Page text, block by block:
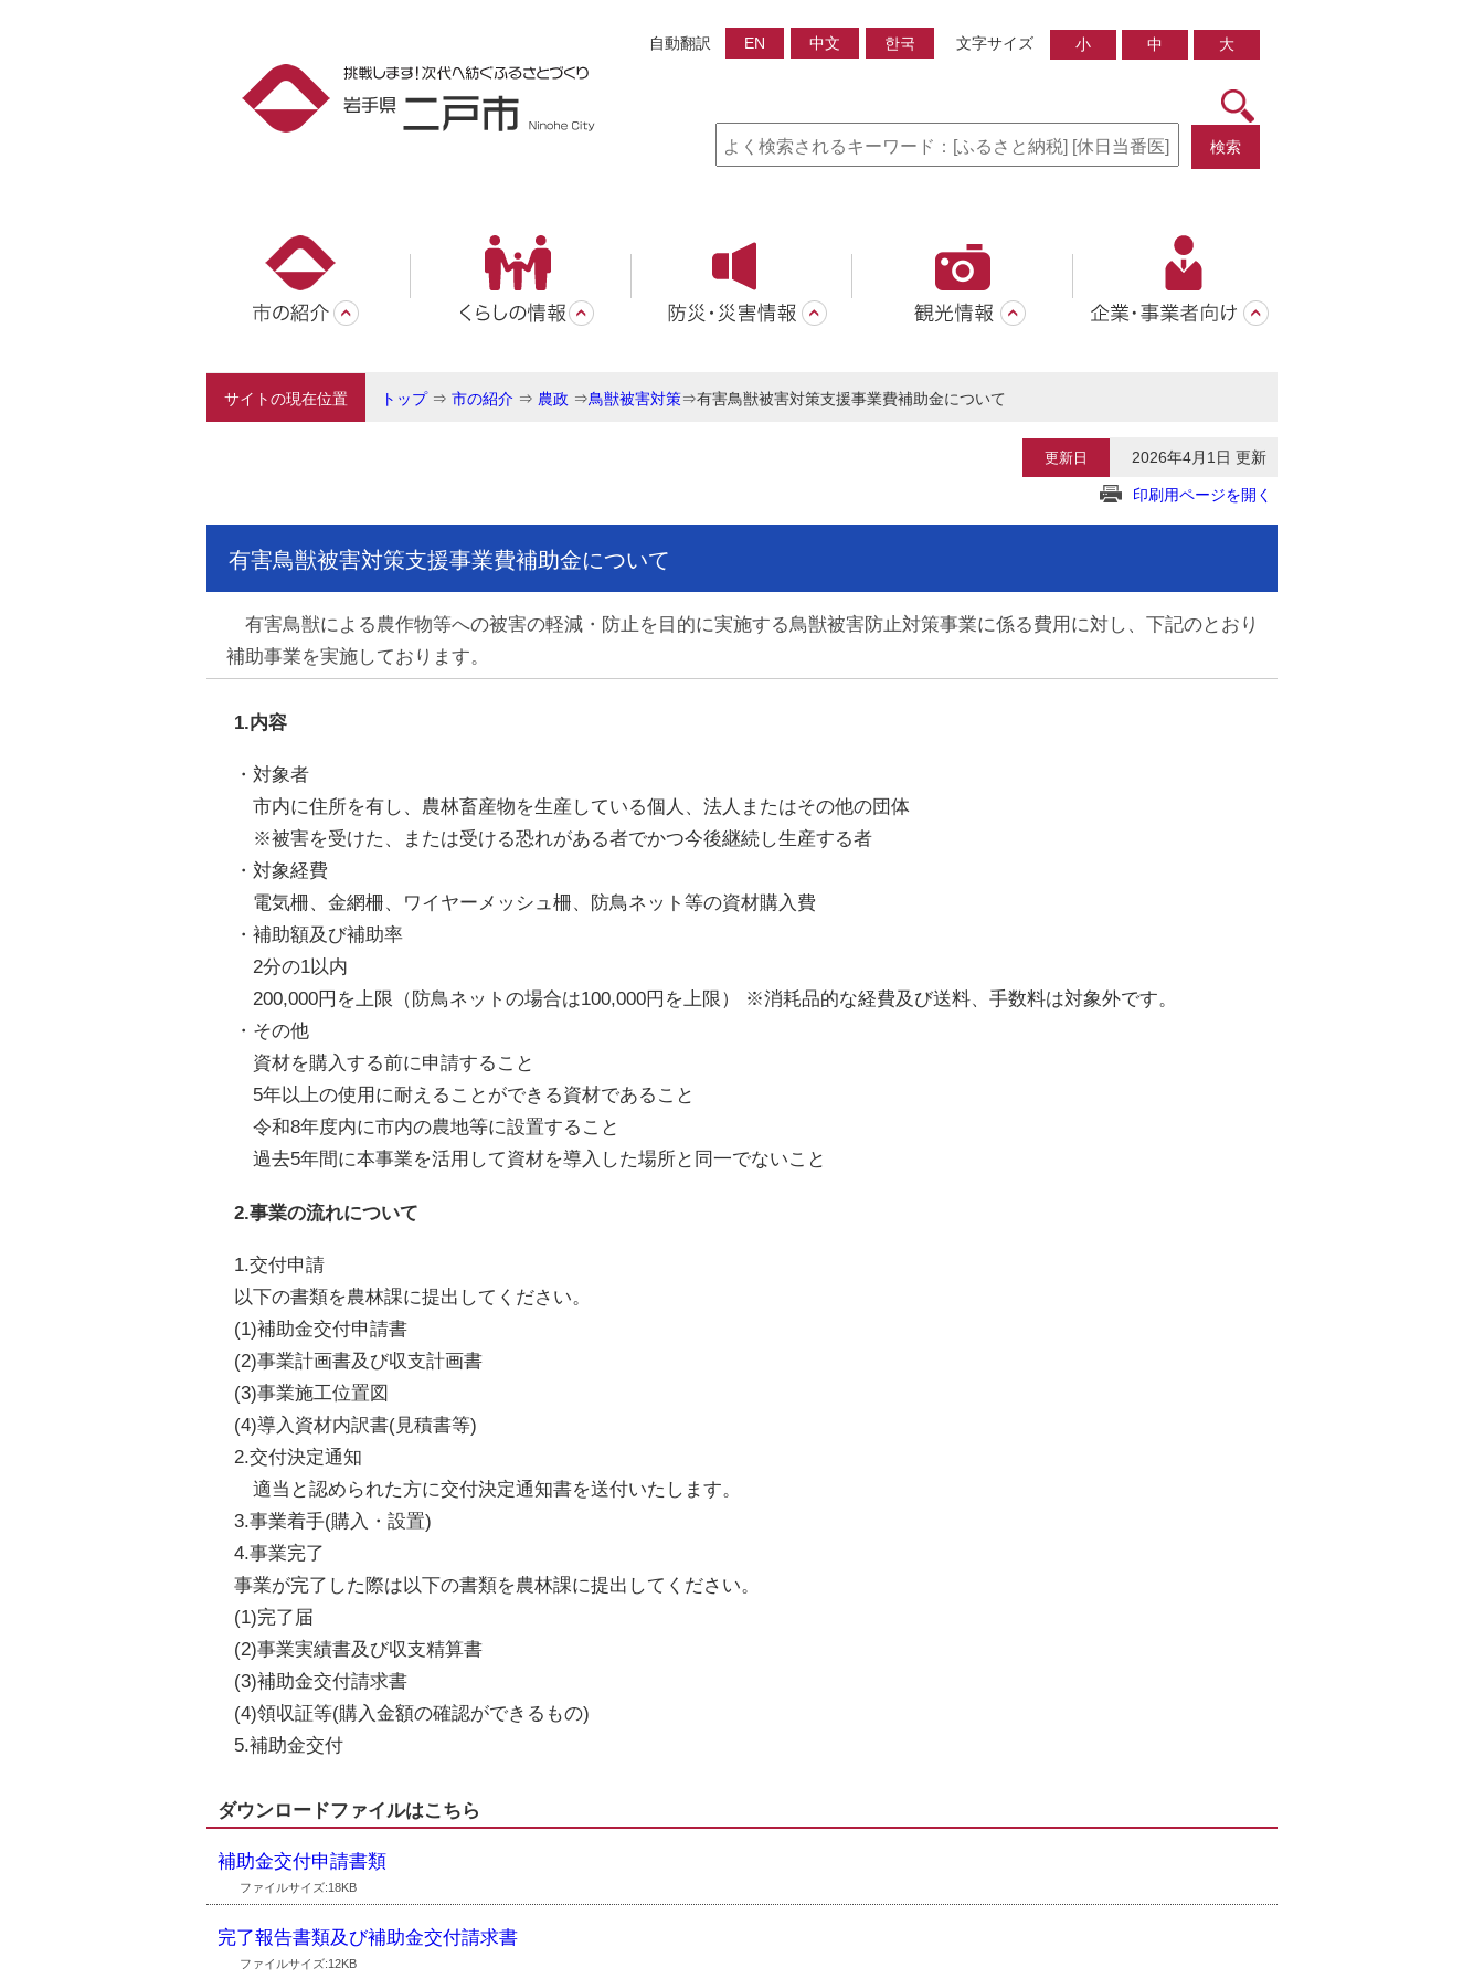
自動翻訳 EN 中文 한국 文字サイズ 小 中 大
検索
サイトの現在位置 トップ⇒ 市の紹介 ⇒ 農政 ⇒鳥獣被害対策⇒有害鳥獣被害対策支援事業費補助金について
更新日 2026年4月1日 更新
印刷用ページを開く
有害鳥獣被害対策支援事業費補助金について
有害鳥獣による農作物等への被害の軽減・防止を目的に実施する鳥獣被害防止対策事業に係る費用に対し、下記のとおり
補助事業を実施しております。
1.内容
・対象者
市内に住所を有し、農林畜産物を生産している個人、法人またはその他の団体
※被害を受けた、または受ける恐れがある者でかつ今後継続し生産する者
・対象経費
電気柵、金網柵、ワイヤーメッシュ柵、防鳥ネット等の資材購入費
・補助額及び補助率
2分の1以内
200,000円を上限（防鳥ネットの場合は100,000円を上限） ※消耗品的な経費及び送料、手数料は対象外です。
・その他
資材を購入する前に申請すること
5年以上の使用に耐えることができる資材であること
令和8年度内に市内の農地等に設置すること
過去5年間に本事業を活用して資材を導入した場所と同一でないこと
2.事業の流れについて
1.交付申請
以下の書類を農林課に提出してください。
(1)補助金交付申請書
(2)事業計画書及び収支計画書
(3)事業施工位置図
(4)導入資材内訳書(見積書等)
2.交付決定通知
適当と認められた方に交付決定通知書を送付いたします。
3.事業着手(購入・設置)
4.事業完了
事業が完了した際は以下の書類を農林課に提出してください。
(1)完了届
(2)事業実績書及び収支精算書
(3)補助金交付請求書
(4)領収証等(購入金額の確認ができるもの)
5.補助金交付
ダウンロードファイルはこちら
補助金交付申請書類
ファイルサイズ:18KB
完了報告書類及び補助金交付請求書
ファイルサイズ:12KB